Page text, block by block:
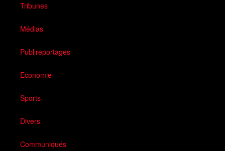
Tribunes
Médias
Publireportages
Economie
Sports
Divers
Communiqués